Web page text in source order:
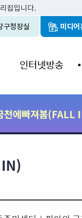
집입니다.
구청장실 미디
인터넷방송
천에빠져봄(FALL